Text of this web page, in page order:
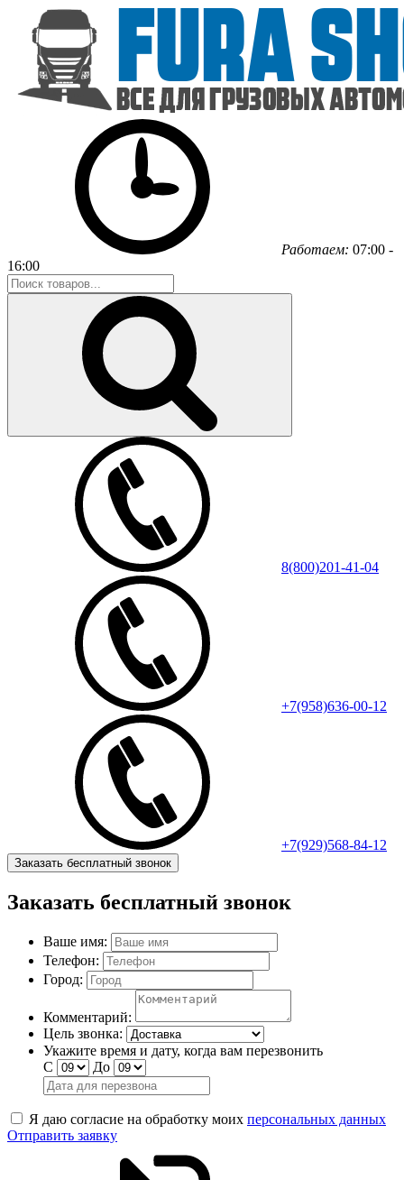
Работаем: 07:00 -
16:00
8(800)201-41-04
+7(958)636-00-12
+7(929)568-84-12
Заказать бесплатный звонок
Заказать бесплатный звонок
Ваше имя:
Телефон:
Город:
Комментарий:
Цель звонка:
Укажите время и дату, когда вам перезвонить
С
До
Я даю согласие на обработку моих персональных данных
Отправить заявку